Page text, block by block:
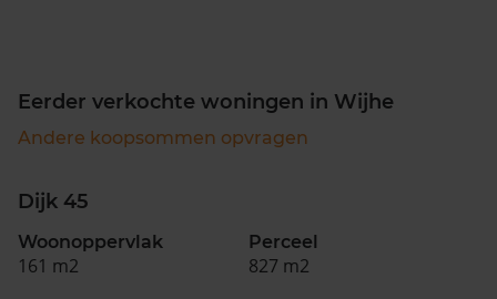
Eerder verkochte woningen in Wijhe
Andere koopsommen opvragen
Dijk 45
Woonoppervlak
161 m2
Perceel
827 m2